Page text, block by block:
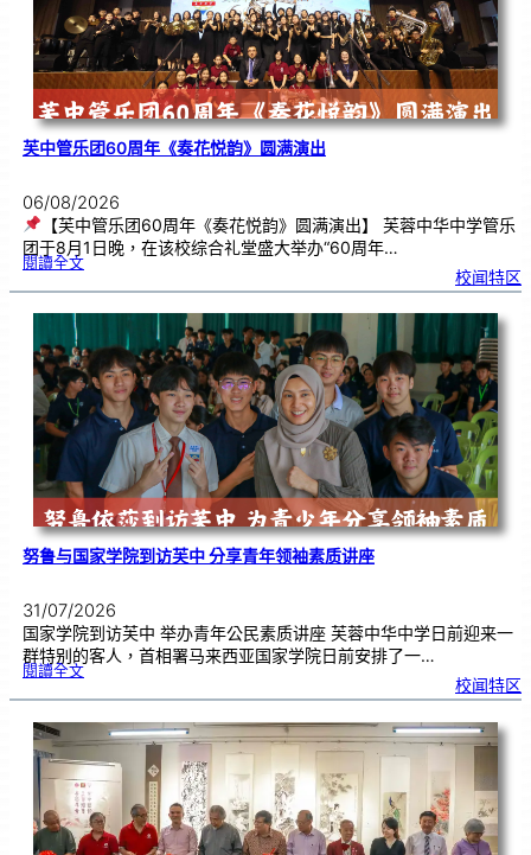
芙中管乐团60周年《奏花悦韵》圆满演出
06/08/2026
【芙中管乐团60周年《奏花悦韵》圆满演出】 芙蓉中华中学管乐
团于8月1日晚，在该校综合礼堂盛大举办“60周年…
閱讀全文:芙
乐
6
0
《
奏
花
悦
韵
》
圆
满
演
出
校闻特区
努鲁与国家学院到访芙中 分享青年领袖素质讲座
31/07/2026
国家学院到访芙中 举办青年公民素质讲座 芙蓉中华中学日前迎来一
群特别的客人，首相署马来西亚国家学院日前安排了一…
閱讀全文:努
与
国
学
院
到
访
中
分
享
青
年
领
袖
素
质
讲
座
校闻特区